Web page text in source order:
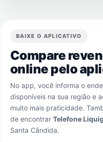
BAIXE O APLICATIVO
Compare
online pelo
No app, você informa o
disponíveis na sua região e
muito mais praticidade.
de encontrar Telefone
Santa Cândida.